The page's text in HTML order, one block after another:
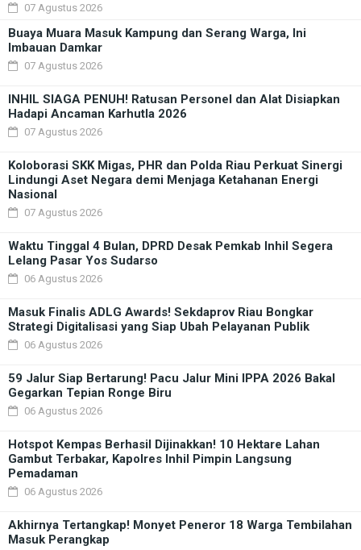
07 Agustus 2026
Buaya Muara Masuk Kampung dan Serang Warga, Ini
Imbauan Damkar
07 Agustus 2026
INHIL SIAGA PENUH! Ratusan Personel dan Alat Disiapkan
Hadapi Ancaman Karhutla 2026
07 Agustus 2026
Koloborasi SKK Migas, PHR dan Polda Riau Perkuat Sinergi
Lindungi Aset Negara demi Menjaga Ketahanan Energi
Nasional
07 Agustus 2026
Waktu Tinggal 4 Bulan, DPRD Desak Pemkab Inhil Segera
Lelang Pasar Yos Sudarso
06 Agustus 2026
Masuk Finalis ADLG Awards! Sekdaprov Riau Bongkar
Strategi Digitalisasi yang Siap Ubah Pelayanan Publik
06 Agustus 2026
59 Jalur Siap Bertarung! Pacu Jalur Mini IPPA 2026 Bakal
Gegarkan Tepian Ronge Biru
06 Agustus 2026
Hotspot Kempas Berhasil Dijinakkan! 10 Hektare Lahan
Gambut Terbakar, Kapolres Inhil Pimpin Langsung
Pemadaman
06 Agustus 2026
Akhirnya Tertangkap! Monyet Peneror 18 Warga Tembilahan
Masuk Perangkap